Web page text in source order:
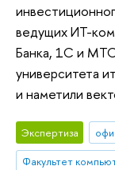
ведущих ИТ-
Банка, 1С и
университета
и наметили
Экспертиза
Факультет